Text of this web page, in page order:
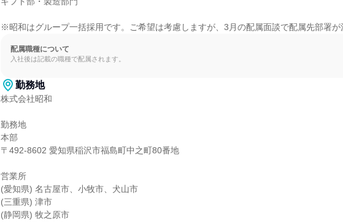
※昭和はグループ一括採用です。ご希望は考慮しますが、3月の配属面談で配属先部署が
配属職種について
入社後は記載の職種で配属されます。
勤務地
株式会社昭和
勤務地
本部
〒492-8602 愛知県稲沢市福島町中之町80番地
営業所
(愛知県) 名古屋市、小牧市、犬山市
(三重県) 津市
(静岡県) 牧之原市